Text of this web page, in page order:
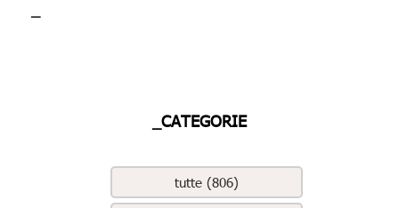
_CATEGORIE
tutte (806)